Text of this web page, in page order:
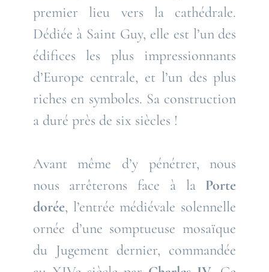
premier lieu vers la cathédrale.
Dédiée à Saint Guy, elle est l’un des
édifices les plus impressionnants
d’Europe centrale, et l’un des plus
riches en symboles. Sa construction
a duré près de six siècles !
Avant même d’y pénétrer, nous
nous arrêterons face à la Porte
dorée, l’entrée médiévale solennelle
ornée d’une somptueuse mosaïque
du Jugement dernier, commandée